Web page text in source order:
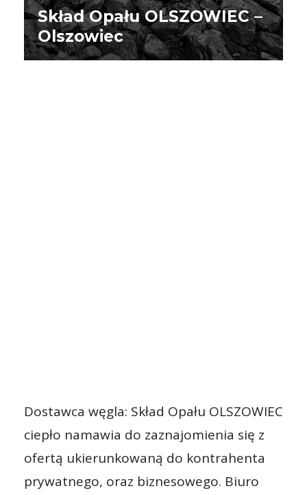
Skład Opału OLSZOWIEC –
Olszowiec
Dostawca węgla: Skład Opału OLSZOWIEC
ciepło namawia do zaznajomienia się z
ofertą ukierunkowaną do kontrahenta
prywatnego, oraz biznesowego. Biuro